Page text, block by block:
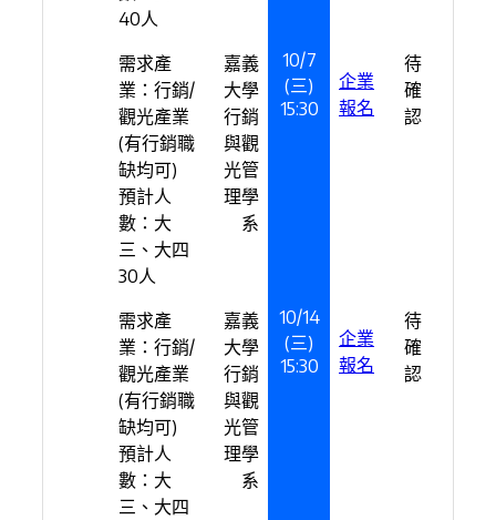
40人
需求產
業：行銷/
觀光產業
(有行銷職
缺均可)
預計人
數：大
三、大四
30人
嘉義
大學
行銷
與觀
光管
理學
系
10/7
(三)
15:30
企業
報名
待
確
認
需求產
業：行銷/
觀光產業
(有行銷職
缺均可)
預計人
數：大
三、大四
嘉義
大學
行銷
與觀
光管
理學
系
10/14
(三)
15:30
企業
報名
待
確
認